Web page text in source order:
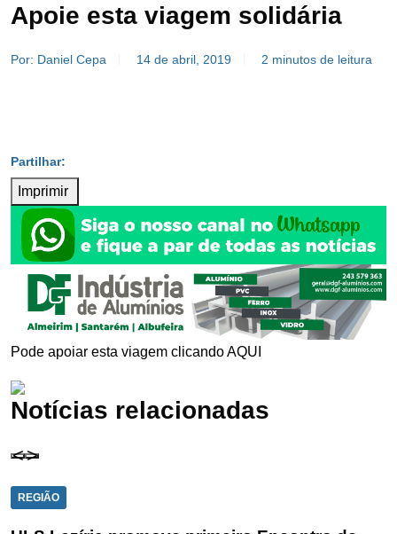
Apoie esta viagem solidária
Por: Daniel Cepa 14 de abril, 2019 2 minutos de leitura
Imprimir
Pode apoiar esta viagem clicandoAQUI
Notícias relacionadas
REGIÃO